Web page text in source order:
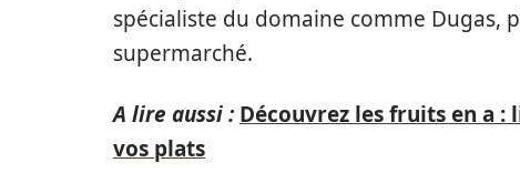
spécialiste du domaine comme Dugas,
supermarché.
A lire aussi : Découvrez les fruits en a
vos plats